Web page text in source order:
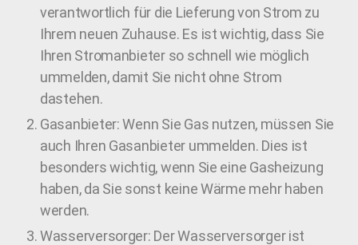
verantwortlich für die Lieferung von Strom zu
Ihrem neuen Zuhause. Es ist wichtig, dass Sie
Ihren Stromanbieter so schnell wie möglich
ummelden, damit Sie nicht ohne Strom
dastehen.
Gasanbieter: Wenn Sie Gas nutzen, müssen Sie
auch Ihren Gasanbieter ummelden. Dies ist
besonders wichtig, wenn Sie eine Gasheizung
haben, da Sie sonst keine Wärme mehr haben
werden.
Wasserversorger: Der Wasserversorger ist